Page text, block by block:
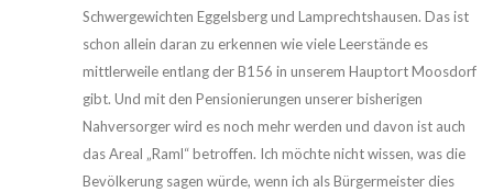
Schwergewichten Eggelsberg und Lamprechtshausen. Das ist
schon allein daran zu erkennen wie viele Leerstände es
mittlerweile entlang der B156 in unserem Hauptort Moosdorf
gibt. Und mit den Pensionierungen unserer bisherigen
Nahversorger wird es noch mehr werden und davon ist auch
das Areal „Raml“ betroffen. Ich möchte nicht wissen, was die
Bevölkerung sagen würde, wenn ich als Bürgermeister dies